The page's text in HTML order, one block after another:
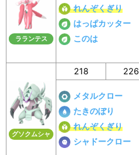
ラランテス
れんぞくぎり
はっぱカッター
このは
グソクムシャ
218 226
メタルクロー
たきのぼり
れんぞくぎり
シャドークロー